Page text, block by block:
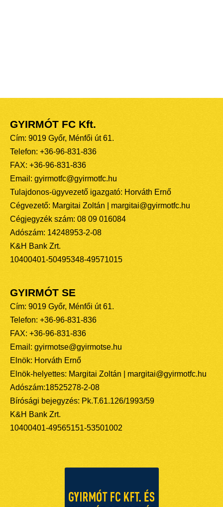
GYIRMÓT FC Kft.
Cím: 9019 Győr, Ménfői út 61.
Telefon: +36-96-831-836
FAX: +36-96-831-836
Email: gyirmotfc@gyirmotfc.hu
Tulajdonos-ügyvezető igazgató: Horváth Ernő
Cégvezető: Margitai Zoltán | margitai@gyirmotfc.hu
Cégjegyzék szám: 08 09 016084
Adószám: 14248953-2-08
K&H Bank Zrt.
10400401-50495348-49571015
GYIRMÓT SE
Cím: 9019 Győr, Ménfői út 61.
Telefon: +36-96-831-836
FAX: +36-96-831-836
Email: gyirmotse@gyirmotse.hu
Elnök: Horváth Ernő
Elnök-helyettes: Margitai Zoltán | margitai@gyirmotfc.hu
Adószám:18525278-2-08
Bírósági bejegyzés: Pk.T.61.126/1993/59
K&H Bank Zrt.
10400401-49565151-53501002